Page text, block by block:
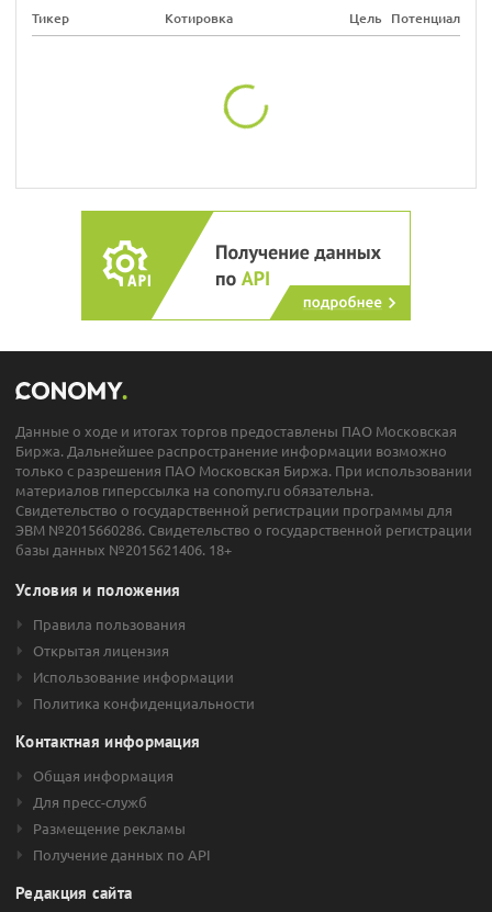
Тикер Котировка Цель Потенциал
Данные о ходе и итогах торгов предоставлены ПАО Московская
Биржа. Дальнейшее распространение информации возможно
только с разрешения ПАО Московская Биржа. При использовании
материалов гиперссылка на conomy.ru обязательна.
Свидетельство о государственной регистрации программы для
ЭВМ №2015660286. Свидетельство о государственной регистрации
базы данных №2015621406. 18+
Условия и положения
Правила пользования
Открытая лицензия
Использование информации
Политика конфиденциальности
Контактная информация
Общая информация
Для пресс-служб
Размещение рекламы
Получение данных по API
Редакция сайта